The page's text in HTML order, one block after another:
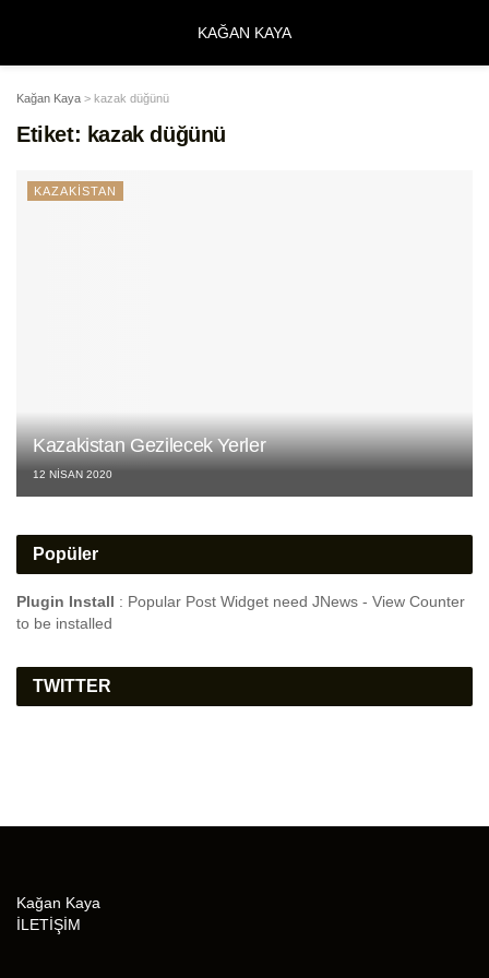
KAĞAN KAYA
Kağan Kaya > kazak düğünü
Etiket: kazak düğünü
KAZAKİSTAN
Kazakistan Gezilecek Yerler
12 NISAN 2020
Popüler
Plugin Install : Popular Post Widget need JNews - View Counter
to be installed
TWITTER
Kağan Kaya
İLETİŞİM